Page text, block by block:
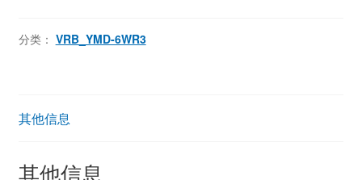
分类： VRB_YMD-6WR3
其他信息
其他信息